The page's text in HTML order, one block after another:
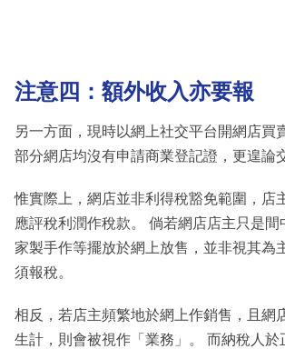
注意四：額外收入亦要報
另一方面，現時以網上社交平台開網店買
部分網店均沒有申請商業登記證，更遑論
惟實際上，網店並非利得稅豁免範圍，店
應評稅利潤作稅款。 倘若網店店主只是間
家製手作等擺放於網上放售，並非視其為
須報稅。
相反，若店主頻繁地於網上作銷售，且網
生計，則會被視作「業務」。 而納稅人於